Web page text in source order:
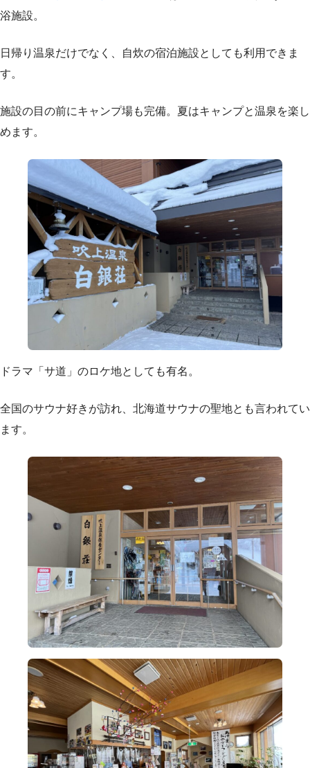
浴施設。
日帰り温泉だけでなく、自炊の宿泊施設としても利用できま
す。
施設の目の前にキャンプ場も完備。夏はキャンプと温泉を楽し
めます。
ドラマ「サ道」のロケ地としても有名。
全国のサウナ好きが訪れ、北海道サウナの聖地とも言われてい
ます。